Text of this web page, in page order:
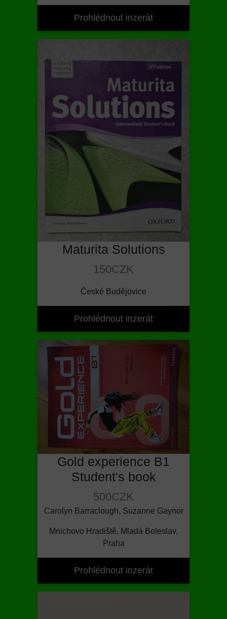
Prohlédnout inzerát
Maturita Solutions
150CZK
České Budějovice
Prohlédnout inzerát
Gold experience B1
Student's book
500CZK
Carolyn Barraclough, Suzanne Gaynor
Mnichovo Hradiště, Mladá Boleslav,
Praha
Prohlédnout inzerát